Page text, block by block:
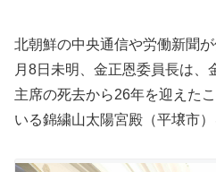
北朝鮮の中央通信や労働新聞
月8日未明、金正恩委員長は、
主席の死去から26年を迎えた
いる錦繍山太陽宮殿（平壌市